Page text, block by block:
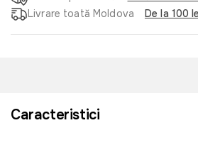
Livrare toată Moldova
De la 100
Caracteristici